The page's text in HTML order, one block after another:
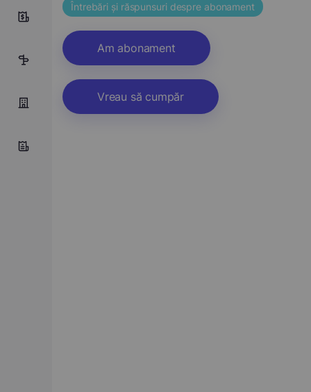
0
Întrebări și răspunsuri despre abonament
Am abonament
Vreau să cumpăr